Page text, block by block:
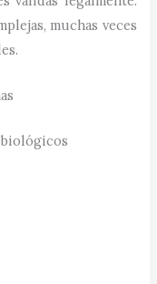
muchas veces